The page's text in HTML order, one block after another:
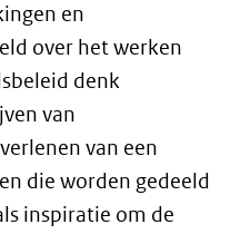
en
over het werken
denk
van
van een
die worden gedeeld
inspiratie om de